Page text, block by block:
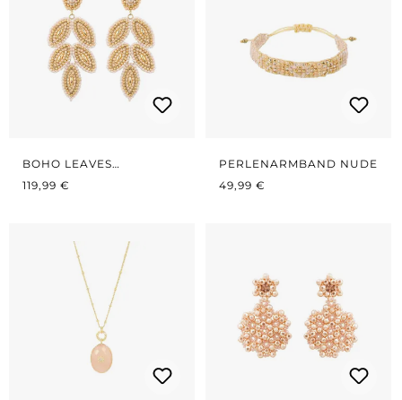
BOHO LEAVES
NUDE/GOLD
REGULÄRER PREIS:
119,99 €
PERLENARMBAND NUDE
REGULÄRER PREIS:
49,99 €